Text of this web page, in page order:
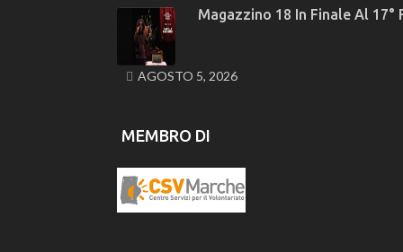
Magazzino 18 In Finale Al
AGOSTO 5, 2026
MEMBRO DI